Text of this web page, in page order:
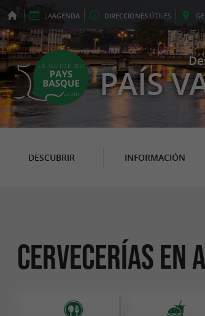
LAAGENDA DIRECCIONES ÚTILES
PAÍS
DESCUBRIR INFORMACIÓN
Cervecerías en